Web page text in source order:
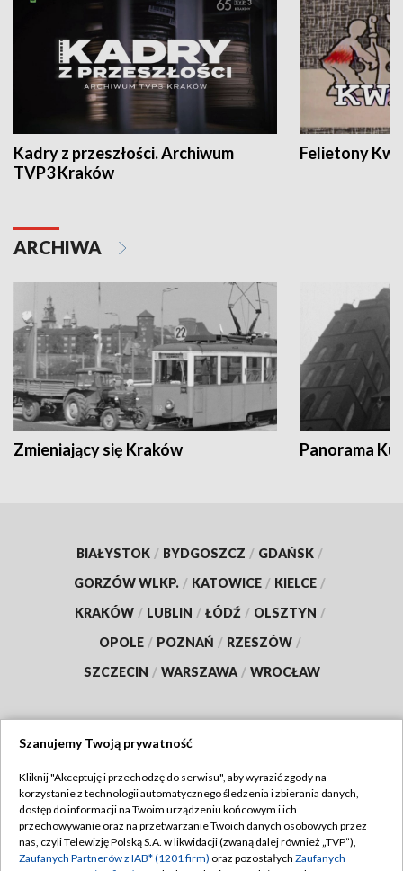
Kadry z przeszłości. Archiwum
TVP3 Kraków
Felietony
ARCHIWA
Zmieniający się Kraków Panorama
BIAŁYSTOK / BYDGOSZCZ / GDAŃSK /
GORZÓW WLKP. / KATOWICE / KIELCE /
KRAKÓW / LUBLIN / ŁÓDŹ / OLSZTYN /
OPOLE / POZNAŃ / RZESZÓW /
SZCZECIN / WARSZAWA / WROCŁAW
TVP
Abonament TVP
Emisja w TVP
Regulamin TVP
Polityka prywatności
Szanujemy Twoją prywatność
Kliknij "Akceptuję i przechodzę do serwisu", aby wyrazić zgody na
korzystanie z technologii automatycznego śledzenia i zbierania danych,
dostęp do informacji na Twoim urządzeniu końcowym i ich
przechowywanie oraz na przetwarzanie Twoich danych osobowych przez
nas, czyli Telewizję Polską S.A. w likwidacji (zwaną dalej również „TVP”),
Zaufanych Partnerów z IAB* (1201 firm) oraz pozostałych Zaufanych